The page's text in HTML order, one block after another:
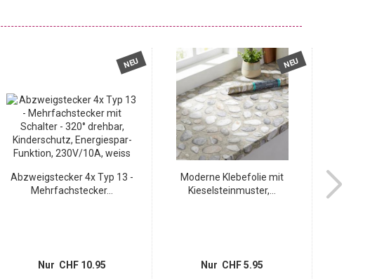
NEU
Abzweigstecker 4x Typ 13 -
Mehrfachstecker...
Nur CHF 10.95
NEU
Moderne Klebefolie mit
Kieselsteinmuster,...
Nur CHF 5.95